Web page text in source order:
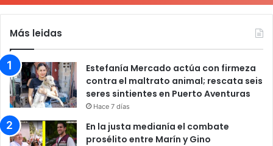
Más leidas
Estefanía Mercado actúa con firmeza
contra el maltrato animal; rescata seis
seres sintientes en Puerto Aventuras
Hace 7 días
En la justa medianía el combate
prosélito entre Marín y Gino